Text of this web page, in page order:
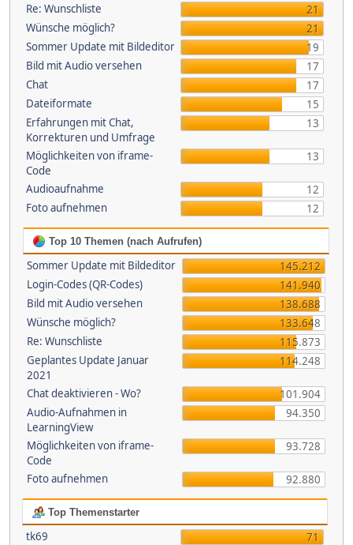
Re: Wunschliste
21
Wünsche möglich?
21
Sommer Update mit Bildeditor
19
Bild mit Audio versehen
17
Chat
17
Dateiformate
15
Erfahrungen mit Chat,
Korrekturen und Umfrage
13
Möglichkeiten von iframe-
Code
13
Audioaufnahme
12
Foto aufnehmen
12
Top 10 Themen (nach Aufrufen)
Sommer Update mit Bildeditor
145.212
Login-Codes (QR-Codes)
141.940
Bild mit Audio versehen
138.688
Wünsche möglich?
133.648
Re: Wunschliste
115.873
Geplantes Update Januar
2021
114.248
Chat deaktivieren - Wo?
101.904
Audio-Aufnahmen in
LearningView
94.350
Möglichkeiten von iframe-
Code
93.728
Foto aufnehmen 92.880
Top Themenstarter
tk69
71